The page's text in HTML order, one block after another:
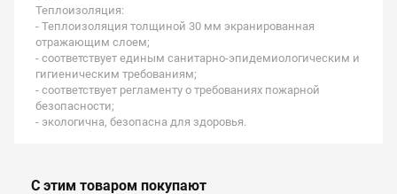
Теплоизоляция:
- Теплоизоляция толщиной 30 мм экранированная
отражающим слоем;
- соответствует единым санитарно-эпидемиологическим и
гигиеническим требованиям;
- соответствует регламенту о требованиях пожарной
безопасности;
- экологична, безопасна для здоровья.
С этим товаром покупают